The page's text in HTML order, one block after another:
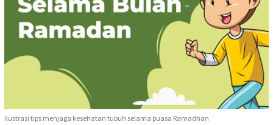
Ilustrasi tips menjaga kesehatan tubuh selama puasa Ramadhan